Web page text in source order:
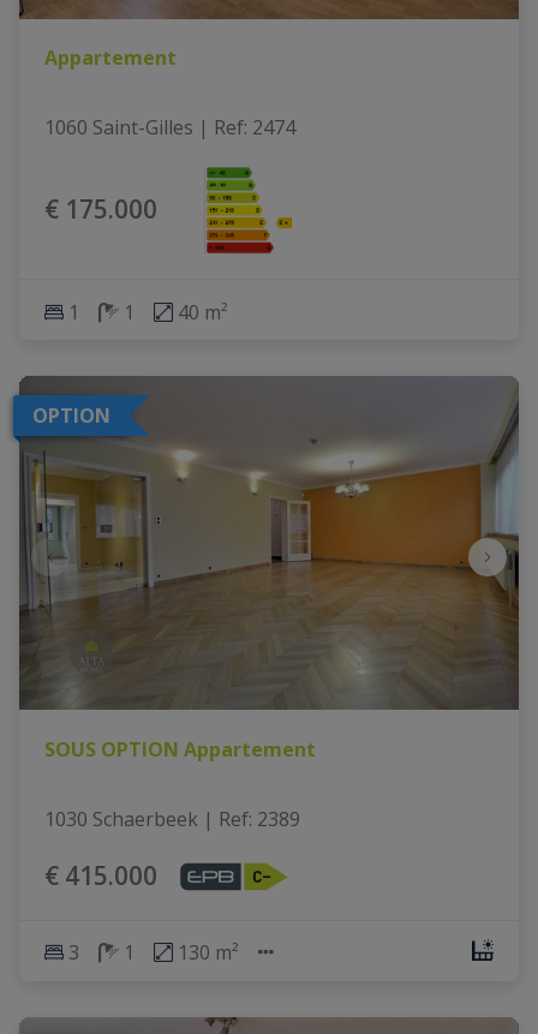
Appartement
1060 Saint-Gilles | Ref: 2474
€ 175.000
1 1 40 m²
OPTION
SOUS OPTION Appartement
1030 Schaerbeek | Ref: 2389
€ 415.000
3 1 130 m²